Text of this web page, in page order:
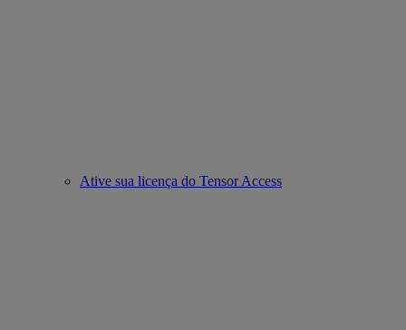
Ative sua licença do Tensor Access